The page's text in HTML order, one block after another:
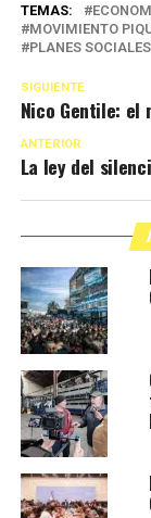
TEMAS:
MOVIMIENTO
PLANES SOCIALES
SIGUIENTE
Nico Gentile: el
ANTERIOR
La ley del